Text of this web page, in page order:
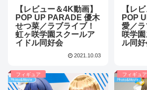
【レビュー＆4K動画】
POP UP PARADE 優木
せつ菜／ラブライブ！
虹ヶ咲学園スクールア
イドル同好会
2021.10.03
【レ
POP
愛／
咲学
ル同
フィギュア フィギュア